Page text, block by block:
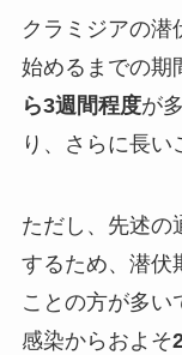
クラミジアの潜
始めるまでの期
ら3週間程度が
り、さらに長い
ただし、先述の
するため、潜伏
ことの方が多い
感染からおよそ